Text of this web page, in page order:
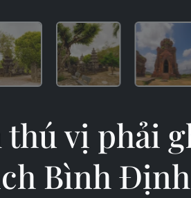
vị phải
Bình Định